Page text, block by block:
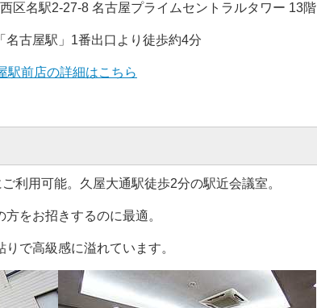
区名駅2-27-8 名古屋プライムセントラルタワー 13階
古屋駅」1番出口より徒歩約4分
駅前店の詳細はこちら
利用可能。久屋大通駅徒歩2分の駅近会議室。
をお招きするのに最適。
で高級感に溢れています。